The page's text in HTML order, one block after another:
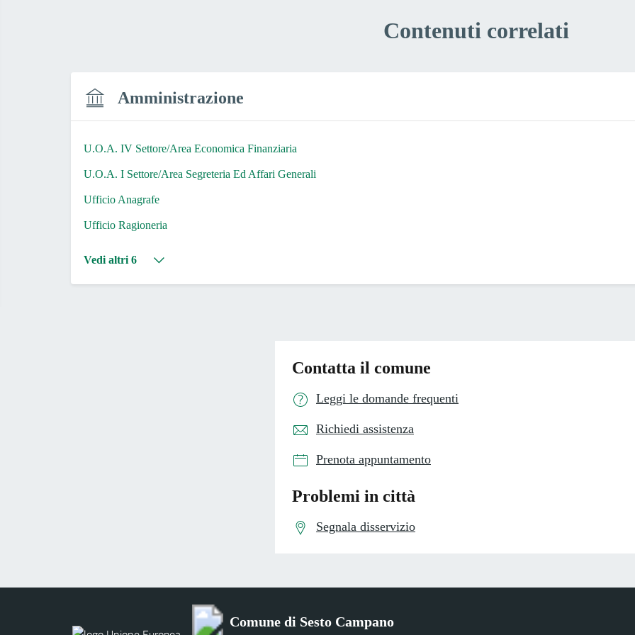
Contenuti correlati
Amministrazione
U.O.A. IV Settore/Area Economica Finanziaria
U.O.A. I Settore/Area Segreteria Ed Affari Generali
Ufficio Anagrafe
Ufficio Ragioneria
Vedi altri 6
Contatta il comune
Leggi le domande frequenti
Richiedi assistenza
Prenota appuntamento
Problemi in città
Segnala disservizio
Comune di Sesto Campano